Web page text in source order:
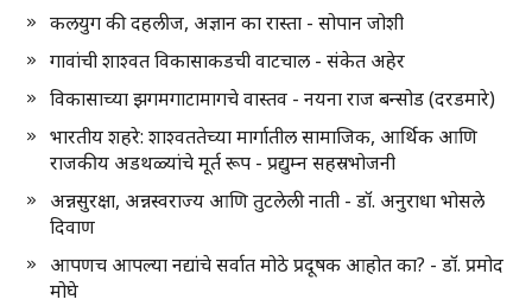
कलयुग की दहलीज, अज्ञान का रास्ता - सोपान जोशी
गावांची शाश्वत विकासाकडची वाटचाल - संकेत अहेर
विकासाच्या झगमगाटामागचे वास्तव - नयना राज बन्सोड (दरडमारे)
भारतीय शहरे: शाश्वततेच्या मार्गातील सामाजिक, आर्थिक आणि
राजकीय अडथळ्यांचे मूर्त रूप - प्रद्युम्न सहस्रभोजनी
अन्नसुरक्षा, अन्नस्वराज्य आणि तुटलेली नाती - डॉ. अनुराधा भोसले
दिवाण
आपणच आपल्या नद्यांचे सर्वात मोठे प्रदूषक आहोत का? - डॉ. प्रमोद
मोघे